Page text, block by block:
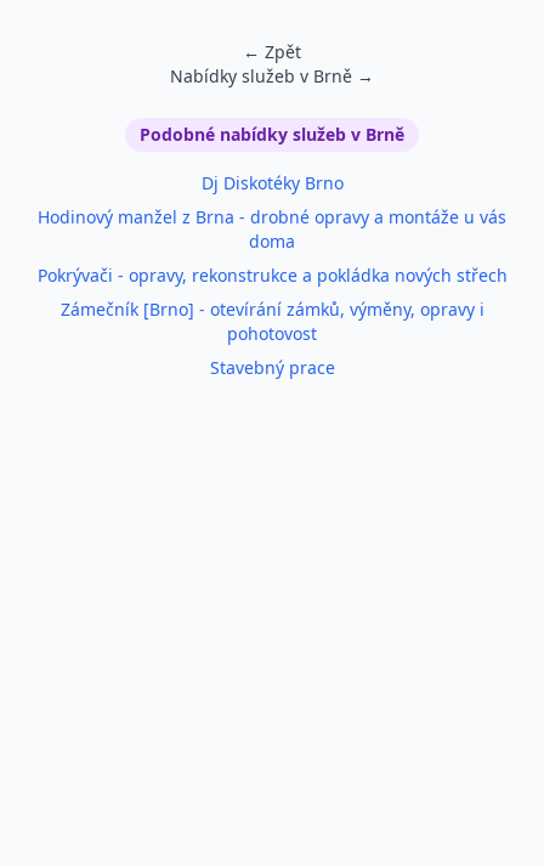
← Zpět
Nabídky služeb v Brně →
Podobné inzerátyPodobné nabídky služeb v Brně
Dj Diskotéky Brno
Hodinový manžel z Brna - drobné opravy a montáže u vás
doma
Pokrývači - opravy, rekonstrukce a pokládka nových střech
Zámečník [Brno] - otevírání zámků, výměny, opravy i
pohotovost
Stavebný prace